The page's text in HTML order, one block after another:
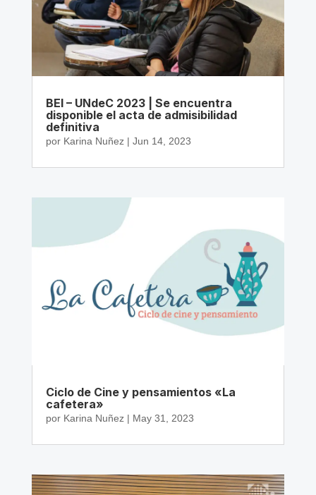
BEI – UNdeC 2023 | Se encuentra
disponible el acta de admisibilidad
definitiva
por Karina Nuñez| Jun 14, 2023
Ciclo de Cine y pensamientos «La
cafetera»
por Karina Nuñez| May 31, 2023